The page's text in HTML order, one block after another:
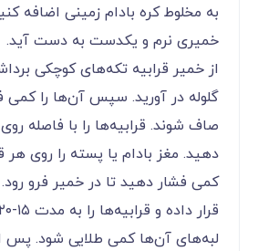
به مخلوط کره بادام زمینی اضافه
خمیری نرم و یکدست به دست آید.
از خمیر قرابیه تکه‌های کوچکی
گلوله در آورید. سپس آن‌ها را کمی
صاف شوند. قرابیه‌ها را با فاصله
دهید. مغز بادام یا پسته را روی هر
کمی فشار دهید تا در خمیر فرو
لبه‌های آن‌ها کمی طلایی شود. پس